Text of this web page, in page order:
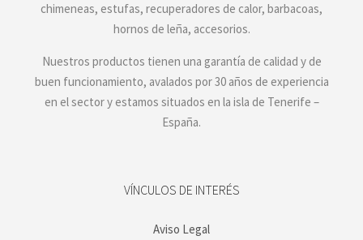
chimeneas, estufas, recuperadores de calor, barbacoas,
hornos de leña, accesorios.
Nuestros productos tienen una garantía de calidad y de
buen funcionamiento, avalados por 30 años de experiencia
en el sector y estamos situados en la isla de Tenerife –
España.
VÍNCULOS DE INTERÉS
Aviso Legal